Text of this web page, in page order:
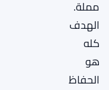
مملة.
الهدف
كله
هو
الحفاظ